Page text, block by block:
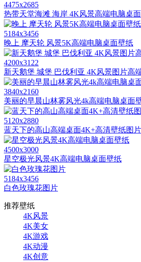
4475x2685
热带天堂海滩 海岸 4K风景高端电脑桌
5184x3456
晚上 摩天轮 风景5K高端电脑桌面壁纸
4200x3122
新天鹅堡 城堡 巴伐利亚 4K风景图片高
3840x2160
美丽的早晨山林雾风光4k高端电脑桌面
5120x2880
蓝天下的高山高端桌面4K+高清壁纸图片
4500x3000
星空极光风景4K高端电脑桌面壁纸
5184x3456
白色玫瑰花图片
推荐壁纸
4K风景
4K美女
4K游戏
4K动漫
4K创意